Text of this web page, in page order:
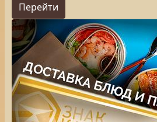
Перейти